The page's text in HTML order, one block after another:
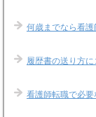
何歳までなら看
履歴書の送り方
看護師転職で必